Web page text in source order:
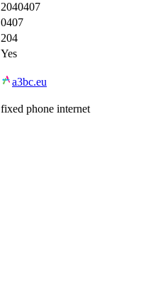
2040407
0407
204
Yes
a3bc.eu
fixed phone internet